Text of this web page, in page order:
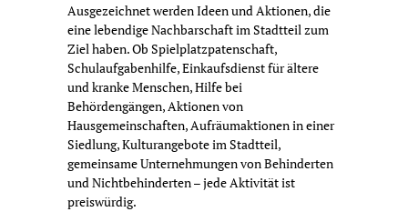
Ausgezeichnet werden Ideen und Aktionen, die
eine lebendige Nachbarschaft im Stadtteil zum
Ziel haben. Ob Spielplatzpatenschaft,
Schulaufgabenhilfe, Einkaufsdienst für ältere
und kranke Menschen, Hilfe bei
Behördengängen, Aktionen von
Hausgemeinschaften, Aufräumaktionen in einer
Siedlung, Kulturangebote im Stadtteil,
gemeinsame Unternehmungen von Behinderten
und Nichtbehinderten – jede Aktivität ist
preiswürdig.